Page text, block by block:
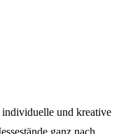
und kreative
ganz nach